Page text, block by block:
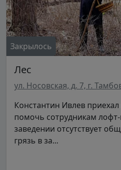
Закрылось
Лес
ул. Носовская, д. 7, г.
Константин Ивлев
помочь сотрудникам
заведении отсутствует
грязь в за...